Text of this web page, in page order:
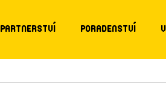
PARTNERSTVÍ PORADENSTVÍ